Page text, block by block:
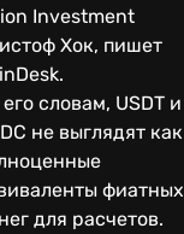
Investment
Хок, пишет
словам, USDT и
не выглядят как
фиатных
для расчетов.